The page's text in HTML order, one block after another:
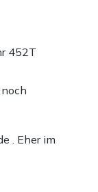
452T
. Eher im